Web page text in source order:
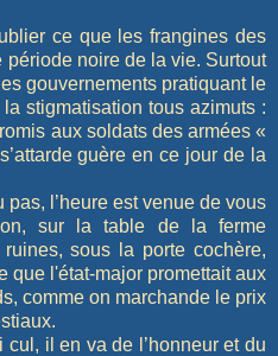
ce que les frangines des
noire de la vie. Surtout
gouvernements pratiquant le
stigmatisation tous azimuts :
aux soldats des armées «
guère en ce jour de la
l’heure est venue de vous
sur la table de la ferme
sous la porte cochère,
que l'état-major promettait aux
comme on marchande le prix
il en va de l’honneur et du